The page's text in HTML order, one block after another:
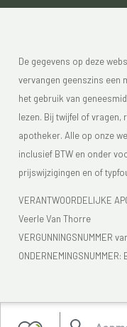
De gegevens op deze
vervangen geenszins een
het gebruik van
lezen. Bij twijfel of
apotheker. Alle op onze
inclusief BTW en onder
prijswijzigingen en of
VERANTWOORDELIJKE
Veerle Van Thorre
VERGUNNINGSNUMMER
ONDERNEMINGSNUMMER:
Je vindt Apotheek Verbeke